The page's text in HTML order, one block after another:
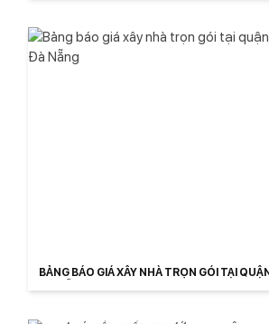
BẢNG BÁO GIÁ XÂY NHÀ TRỌN GÓI TẠI